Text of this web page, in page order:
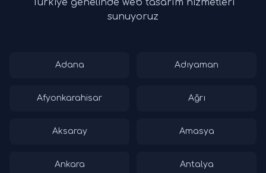
Türkiye genelinde web tasarım hizmetleri
sunuyoruz
Adana Adıyaman
Afyonkarahisar Ağrı
Aksaray Amasya
Ankara Antalya